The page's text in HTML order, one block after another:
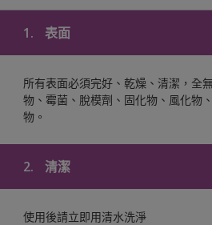
1. 表面
所有表面必須完好、乾燥、清潔，全
物、霉菌、脫模劑、固化物、風化物
物。
2. 清潔
使用後請立即用清水洗淨